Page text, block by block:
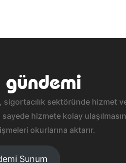
sektöründe hizmet
hizmete kolay
okurlarına aktarır.
Sunum